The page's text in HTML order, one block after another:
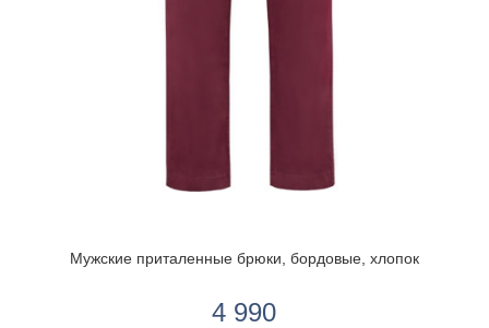
Мужские приталенные брюки, бордовые, хлопок
4 990